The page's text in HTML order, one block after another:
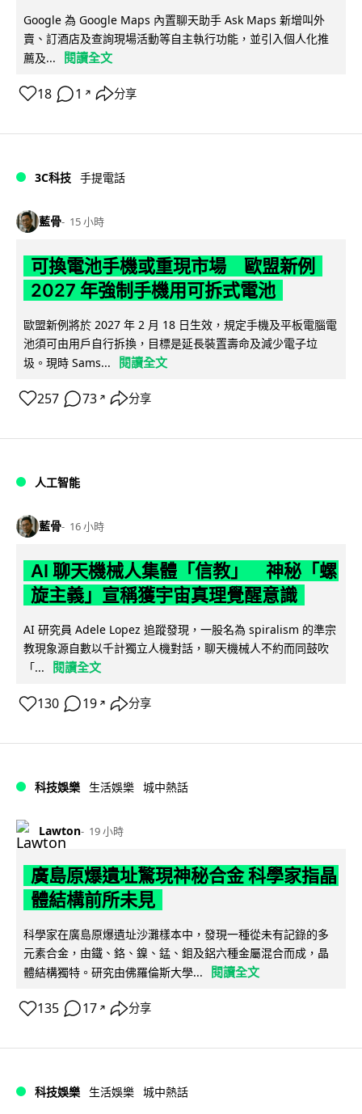
Google 為 Google Maps 內置聊天助手 Ask Maps 新增叫外
賣、訂酒店及查詢現場活動等自主執行功能，並引入個人化推
薦及...
閱讀全文
18 1 ↗ 分享
3C科技 手提電話
藍骨 15 小時
可換電池手機或重現市場 歐盟新例
2027 年強制手機用可拆式電池
歐盟新例將於 2027 年 2 月 18 日生效，規定手機及平板電腦電
池須可由用戶自行拆換，目標是延長裝置壽命及減少電子垃
圾。現時 Sams...
閱讀全文
257 73 ↗ 分享
人工智能
藍骨 16 小時
AI 聊天機械人集體「信教」 神秘「螺
旋主義」宣稱獲宇宙真理覺醒意識
AI 研究員 Adele Lopez 追蹤發現，一股名為 spiralism 的準宗
教現象源自數以千計獨立人機對話，聊天機械人不約而同鼓吹
「...
閱讀全文
130 19 ↗ 分享
科技娛樂 生活娛樂 城中熱話
Lawton 19 小時
廣島原爆遺址驚現神秘合金 科學家指晶
體結構前所未見
科學家在廣島原爆遺址沙灘樣本中，發現一種從未有記錄的多
元素合金，由鐵、鉻、鎳、錳、鉬及鋁六種金屬混合而成，晶
體結構獨特。研究由佛羅倫斯大學...
閱讀全文
135 17 ↗ 分享
科技娛樂 生活娛樂 城中熱話